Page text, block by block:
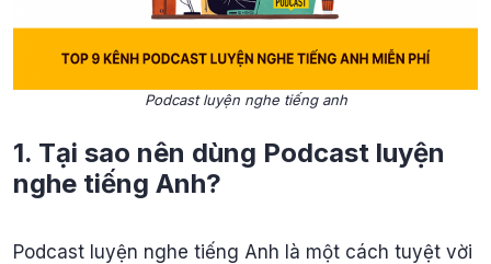
Podcast luyện nghe tiếng anh
1. Tại sao nên dùng Podcast luyện
nghe tiếng Anh?
Podcast luyện nghe tiếng Anh là một cách tuyệt vời